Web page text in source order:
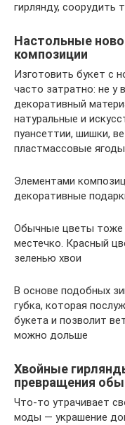
гирлянду, соорудить
Настольные
композиции
Изготовить букет с
часто затратно: не у
декоративный
натуральные и
пуансеттии, шишки,
пластмассовые
Элементами
декоративные
Обычные цветы тоже
местечко. Красный
зеленью хвои
В основе подобных
губка, которая
букета и позволит
можно дольше
Хвойные
превращения
Что-то утрачивает
моды — украшение